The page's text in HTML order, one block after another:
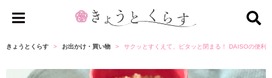
ょ
きょうとくらす お出かけ・買い物 サクッとすくえて、ピタッと閉まる！ DAISOの便利